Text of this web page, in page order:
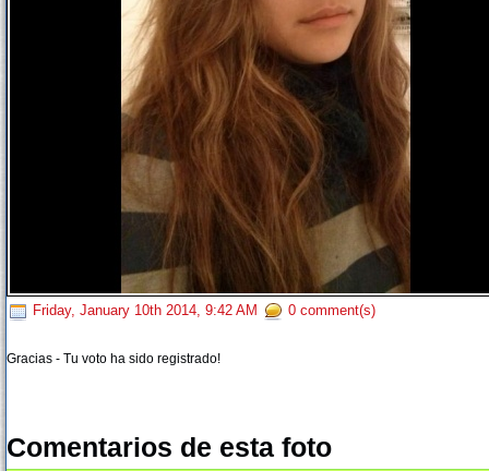
Friday, January 10th 2014, 9:42 AM 0 comment(s)
Gracias - Tu voto ha sido registrado!
Comentarios de esta foto